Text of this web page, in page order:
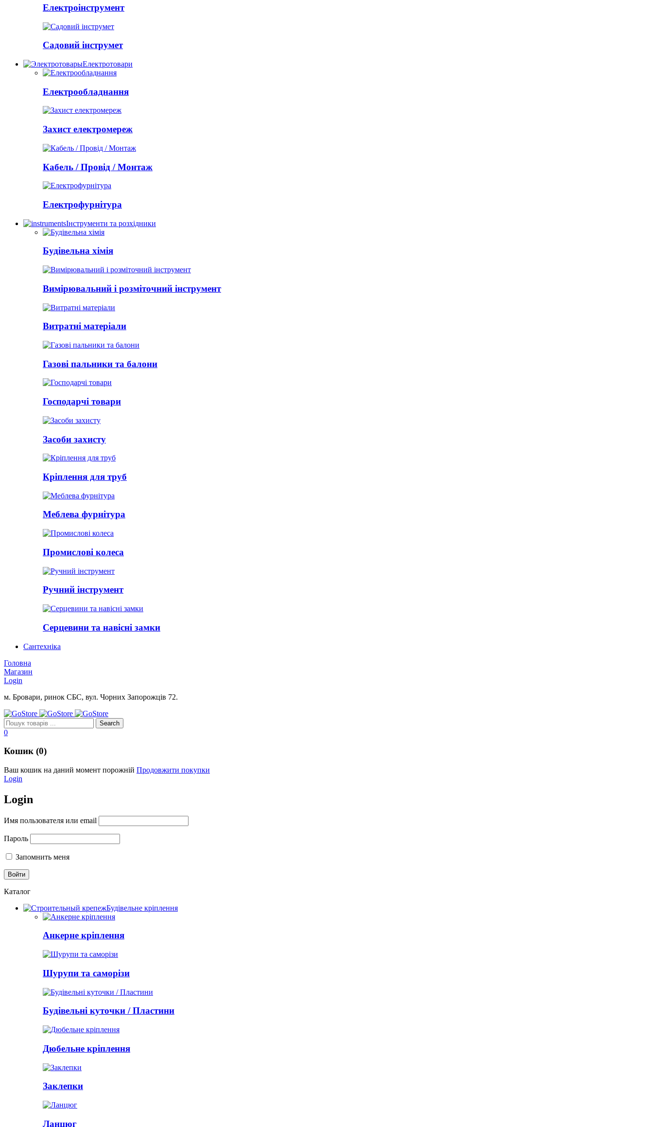
Електроінструмент
Садовий інструмет
Електротовари
Електрообладнання
Захист електромереж
Кабель / Провід / Монтаж
Електрофурнітура
Інструменти та розхідники
Будівельна хімія
Вимірювальний і розміточний інструмент
Витратні матеріали
Газові пальники та балони
Господарчі товари
Засоби захисту
Кріплення для труб
Меблева фурнітура
Промислові колеса
Ручний інструмент
Серцевини та навісні замки
Сантехніка
Головна
Магазин
Login
м. Бровари, ринок СБС, вул. Чорних Запорожців 72.
0
Кошик (0)
Ваш кошик на даний момент порожній Продовжити покупки
Login
Login
Имя пользователя или email
Пароль
Запомнить меня
Каталог
Будівельне кріплення
Анкерне кріплення
Шурупи та саморізи
Будівельні куточки / Пластини
Дюбельне кріплення
Заклепки
Ланцюг